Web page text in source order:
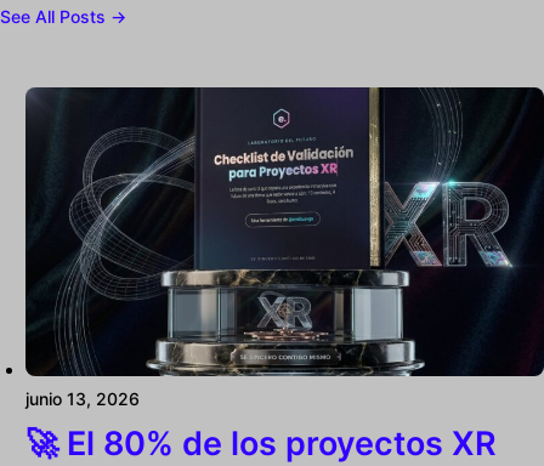
See All Posts →
junio 13, 2026
🚀 El 80% de los proyectos XR